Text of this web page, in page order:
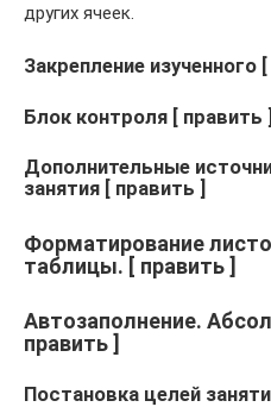
других ячеек.
Закрепление изученного
Блок контроля [ править ]
Дополнительные
занятия [ править ]
Форматирование
таблицы. [ править ]
Автозаполнение.
править ]
Постановка целей